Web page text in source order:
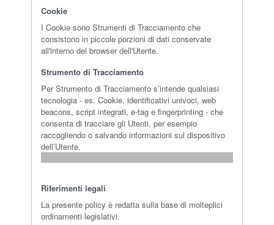
Cookie
I Cookie sono Strumenti di Tracciamento che
consistono in piccole porzioni di dati conservate
all'interno del browser dell'Utente.
Strumento di Tracciamento
Per Strumento di Tracciamento s’intende qualsiasi
tecnologia - es. Cookie, identificativi univoci, web
beacons, script integrati, e-tag e fingerprinting - che
consenta di tracciare gli Utenti, per esempio
raccogliendo o salvando informazioni sul dispositivo
dell’Utente.
Riferimenti legali
La presente policy è redatta sulla base di molteplici
ordinamenti legislativi.